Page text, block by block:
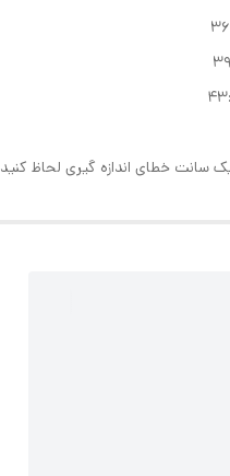
سانت خطای اندازه گیری لحاظ کنید